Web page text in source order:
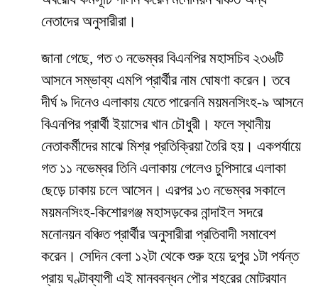
নেতাদের অনুসারীরা।
জানা গেছে, গত ৩ নভেম্বর বিএনপির মহাসচিব ২৩৬টি
আসনে সম্ভাব্য এমপি প্রার্থীর নাম ঘোষণা করেন। তবে
দীর্ঘ ৯ দিনেও এলাকায় যেতে পারেননি ময়মনসিংহ-৯ আসনে
বিএনপির প্রার্থী ইয়াসের খান চৌধুরী। ফলে স্থানীয়
নেতাকর্মীদের মাঝে মিশ্র প্রতিক্রিয়া তৈরি হয়। একপর্যায়ে
গত ১১ নভেম্বর তিনি এলাকায় গেলেও চুপিসারে এলাকা
ছেড়ে ঢাকায় চলে আসেন। এরপর ১৩ নভেম্বর সকালে
ময়মনসিংহ-কিশোরগঞ্জ মহাসড়কের নান্দাইল সদরে
মনোনয়ন বঞ্চিত প্রার্থীর অনুসারীরা প্রতিবাদী সমাবেশ
করেন। সেদিন বেলা ১২টা থেকে শুরু হয়ে দুপুর ১টা পর্যন্ত
প্রায় ঘণ্টাব্যাপী এই মানববন্ধন পৌর শহরের মোটরযান